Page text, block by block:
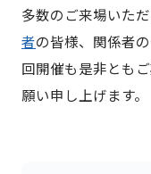
多数のご来場いただ
者の皆様、関係者
回開催も是非とも
願い申し上げます。